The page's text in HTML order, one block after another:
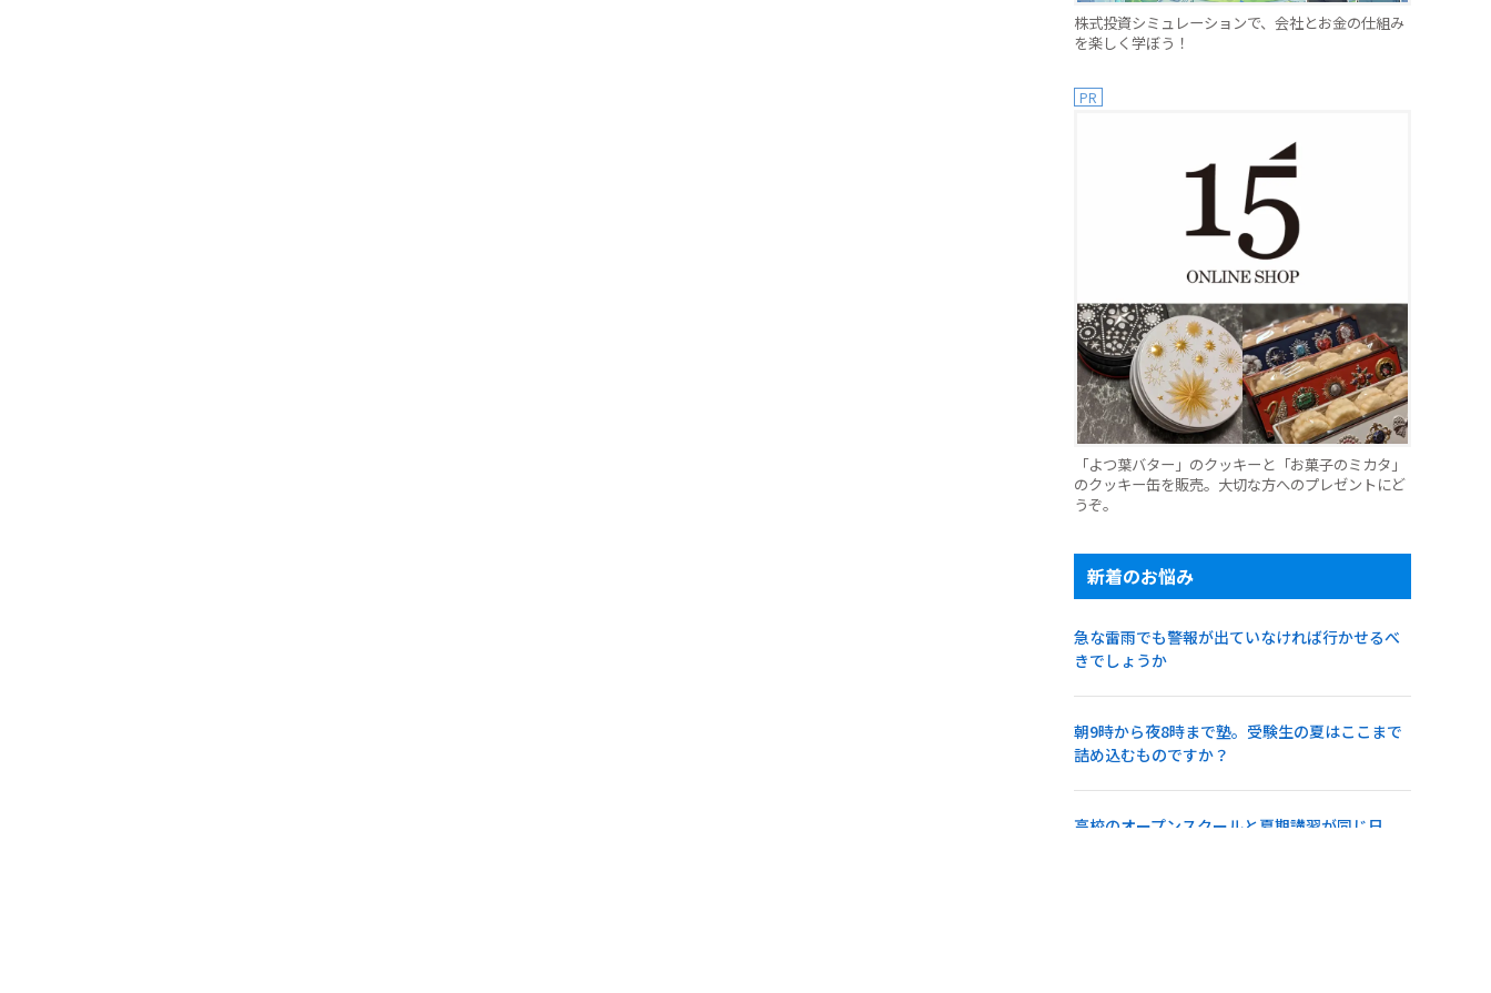
株式投資シミュレーションで、会社とお金の仕組み
を楽しく学ぼう！
PR
「よつ葉バター」のクッキーと「お菓子のミカタ」
のクッキー缶を販売。大切な方へのプレゼントにど
うぞ。
新着のお悩み
急な雷雨でも警報が出ていなければ行かせるべ
きでしょうか
朝9時から夜8時まで塾。受験生の夏はここまで
詰め込むものですか？
高校のオープンスクールと夏期講習が同じ日